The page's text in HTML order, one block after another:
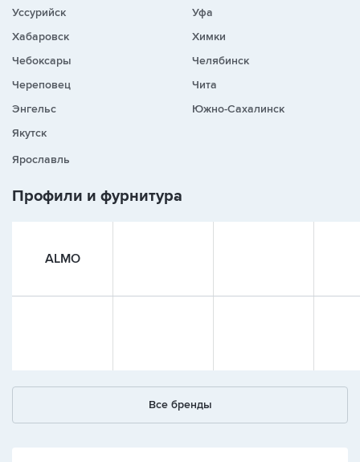
Уссурийск
Уфа
Хабаровск
Химки
Чебоксары
Челябинск
Череповец
Чита
Энгельс
Южно-Сахалинск
Якутск
Ярославль
Профили и фурнитура
ALMO
Все бренды